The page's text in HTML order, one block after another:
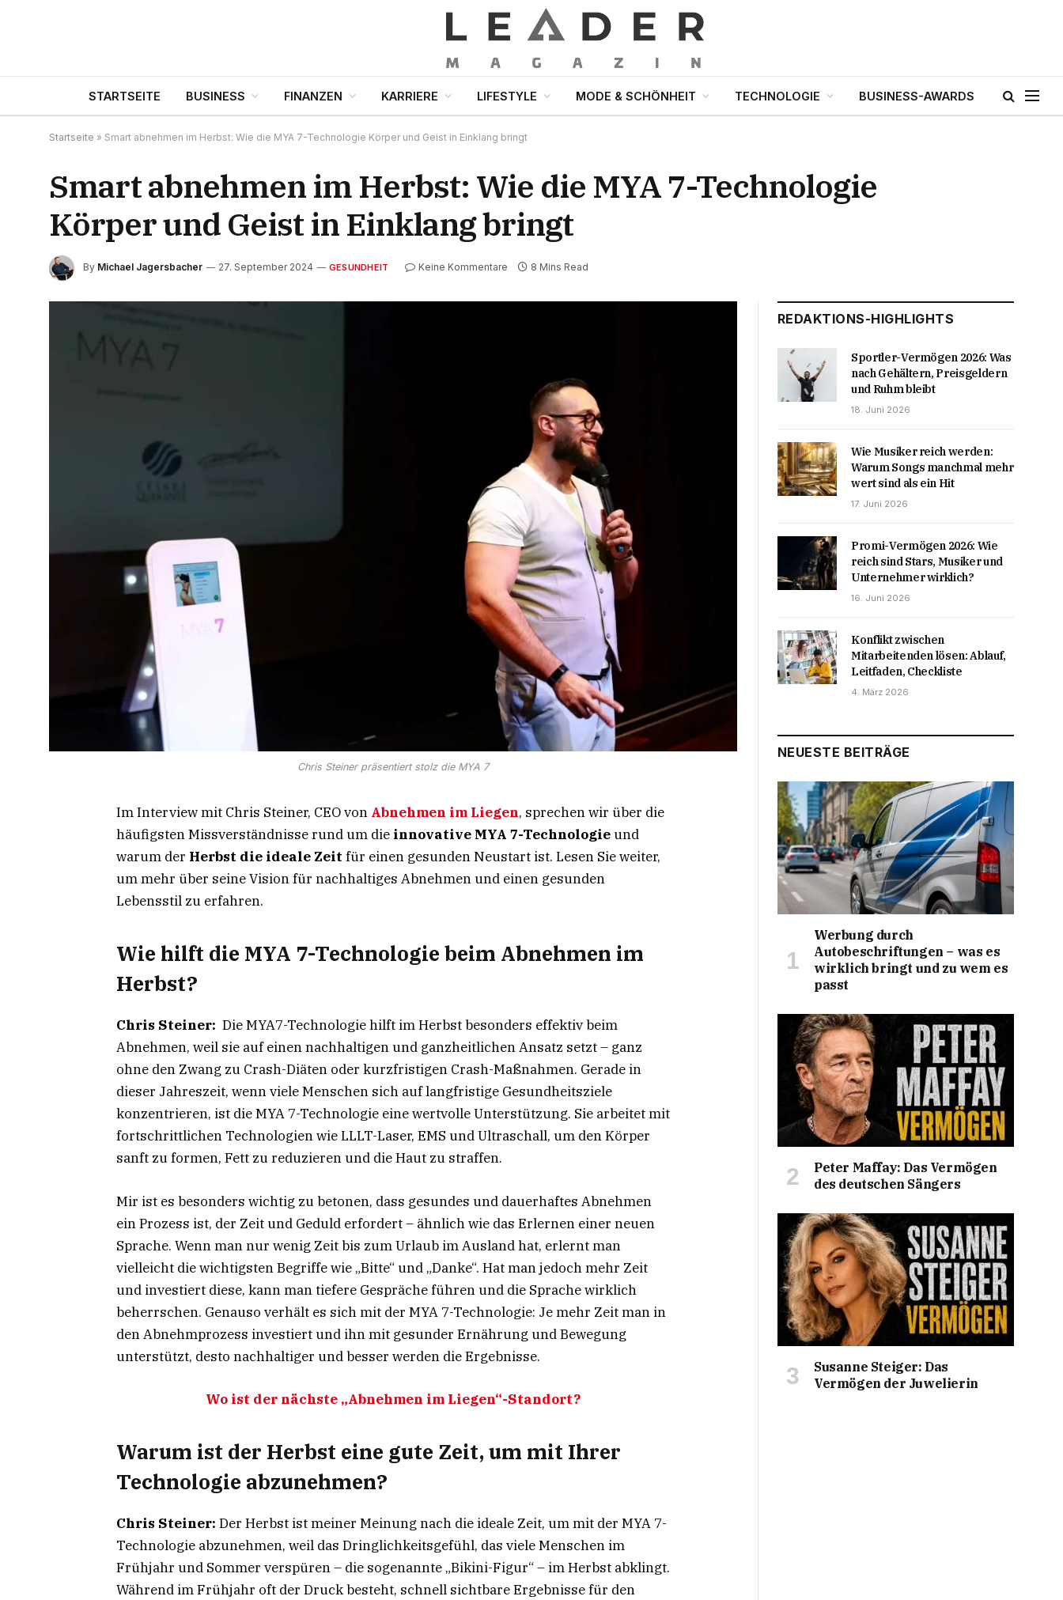
STARTSEITE BUSINESS FINANZEN KARRIERE LIFESTYLE MODE & SCHÖNHEIT TECHNOLOGIE BUSINESS-AWARDS
Startseite » Smart abnehmen im Herbst: Wie die MYA 7-Technologie Körper und Geist in Einklang bringt
Smart abnehmen im Herbst: Wie die MYA 7-Technologie
Körper und Geist in Einklang bringt
By Michael Jagersbacher 27. September 2024 GESUNDHEIT Keine Kommentare 8 Mins Read
Chris Steiner präsentiert stolz die MYA 7
Im Interview mit Chris Steiner, CEO von Abnehmen im Liegen, sprechen wir über die
häufigsten Missverständnisse rund um die innovative MYA 7-Technologieund
warum der Herbst die ideale Zeit für einen gesunden Neustart ist. Lesen Sie weiter,
um mehr über seine Vision für nachhaltiges Abnehmen und einen gesunden
Lebensstil zu erfahren.
Wie hilft die MYA 7-Technologie beim Abnehmen im
Herbst?
Chris Steiner: Die MYA7-Technologie hilft im Herbst besonders effektiv beim
Abnehmen, weil sie auf einen nachhaltigen und ganzheitlichen Ansatz setzt – ganz
ohne den Zwang zu Crash-Diäten oder kurzfristigen Crash-Maßnahmen. Gerade in
dieser Jahreszeit, wenn viele Menschen sich auf langfristige Gesundheitsziele
konzentrieren, ist die MYA 7-Technologie eine wertvolle Unterstützung. Sie arbeitet mit
fortschrittlichen Technologien wie LLLT-Laser, EMS und Ultraschall, um den Körper
sanft zu formen, Fett zu reduzieren und die Haut zu straffen.
Mir ist es besonders wichtig zu betonen, dass gesundes und dauerhaftes Abnehmen
ein Prozess ist, der Zeit und Geduld erfordert – ähnlich wie das Erlernen einer neuen
Sprache. Wenn man nur wenig Zeit bis zum Urlaub im Ausland hat, erlernt man
vielleicht die wichtigsten Begriffe wie „Bitte“ und „Danke“. Hat man jedoch mehr Zeit
und investiert diese, kann man tiefere Gespräche führen und die Sprache wirklich
beherrschen. Genauso verhält es sich mit der MYA 7-Technologie: Je mehr Zeit man in
den Abnehmprozess investiert und ihn mit gesunder Ernährung und Bewegung
unterstützt, desto nachhaltiger und besser werden die Ergebnisse.
Wo ist der nächste „Abnehmen im Liegen“-Standort?
Warum ist der Herbst eine gute Zeit, um mit Ihrer
Technologie abzunehmen?
Chris Steiner: Der Herbst ist meiner Meinung nach die ideale Zeit, um mit der MYA 7-
Technologie abzunehmen, weil das Dringlichkeitsgefühl, das viele Menschen im
Frühjahr und Sommer verspüren – die sogenannte „Bikini-Figur“ – im Herbst abklingt.
Während im Frühjahr oft der Druck besteht, schnell sichtbare Ergebnisse für den
REDAKTIONS-HIGHLIGHTS
Sportler-Vermögen 2026: Was
nach Gehältern, Preisgeldern
und Ruhm bleibt
18. Juni 2026
Wie Musiker reich werden:
Warum Songs manchmal mehr
wert sind als ein Hit
17. Juni 2026
Promi-Vermögen 2026: Wie
reich sind Stars, Musiker und
Unternehmer wirklich?
16. Juni 2026
Konflikt zwischen
Mitarbeitenden lösen: Ablauf,
Leitfaden, Checkliste
4. März 2026
NEUESTE BEITRÄGE
Werbung durch
Autobeschriftungen – was es
wirklich bringt und zu wem es
passt
Peter Maffay: Das Vermögen
des deutschen Sängers
Susanne Steiger: Das
Vermögen der Juwelierin